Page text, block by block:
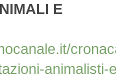
E
animalisti-